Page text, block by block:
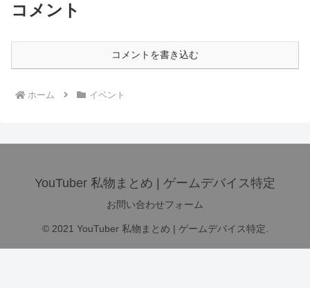
コメント
コメントを書き込む
ホーム イベント
YouTuber 私物まとめ | ゲームデバイス特定
お問い合わせフォーム
© 2021 YouTuber 私物まとめ | ゲームデバイス特定.